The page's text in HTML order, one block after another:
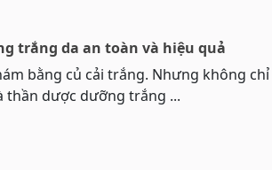
trắng da an toàn và hiệu quả
bằng củ cải trắng. Nhưng không
thần dược dưỡng trắng ...